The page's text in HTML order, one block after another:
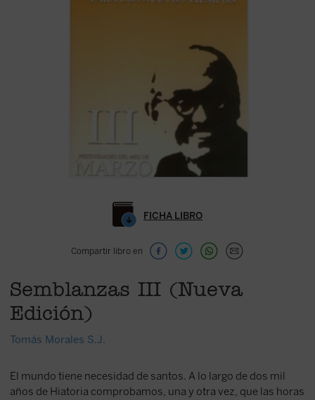
FICHA LIBRO
Compartir libro en
Semblanzas III (Nueva
Edición)
Tomás Morales S.J.
El mundo tiene necesidad de santos. A lo largo de dos mil
años de Hiatoria comprobamos, una y otra vez, que las horas